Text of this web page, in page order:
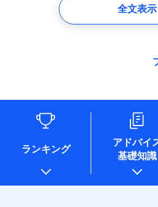
ユーザー登録受付および、管理のた
しくは委託を受けている保険会社
関する情報を提供し、金融商品等
た維持管理等の委託業務遂行のた
情報を取引のある他の保険会社の
るために利用させていただくこと
各種セミナーの開催のため
コンサルティングサービスの実施の
アンケートやキャンペーン等の実施
上記に係る案内・手続き・管理等
* 当社が委託を受けている保険会社
ームページに掲載しておりますの
全文表示
ランキング
アドバイ
基礎知識